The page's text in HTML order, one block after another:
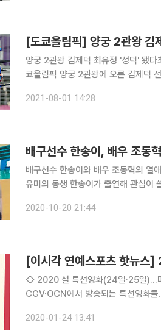
양궁 2관왕 김제덕 최유정 '성덕' 됐다최
쿄올림픽 양궁 2관왕에 오른 김제덕
2021-08-01 14:28
배구선수 한송이, 배우 조동
배구선수 한송이와 배우 조동혁의 열애가 눈길을 끈다. 20일 방송된
유미의 동생 한송이가 출연해 관심이 쏠리고 있다. 한송이는 1984년
배구단 소속이다. 특히 한송
2020-10-20 21:44
◇ 2020 설 특선영화(24일·25일)…마약왕·사바하
CGV·OCN에서 방송되는 특선영화
의 질주: 더익스트림, 인터스텔라, 콩:
2020-01-24 13:41